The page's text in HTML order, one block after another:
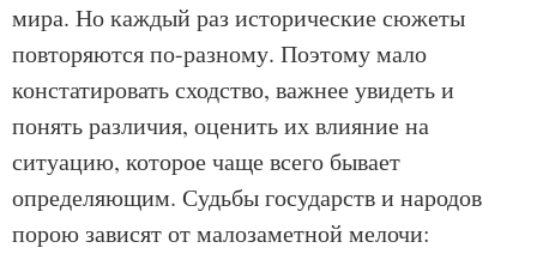
мира. Но каждый раз исторические сюжеты
повторяются по-разному. Поэтому мало
констатировать сходство, важнее увидеть и
понять различия, оценить их влияние на
ситуацию, которое чаще всего бывает
определяющим. Судьбы государств и народов
порою зависят от малозаметной мелочи: